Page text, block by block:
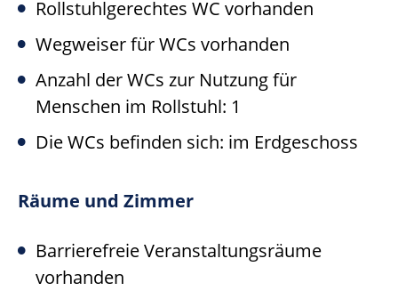
Rollstuhlgerechtes WC vorhanden
Wegweiser für WCs vorhanden
Anzahl der WCs zur Nutzung für
Menschen im Rollstuhl: 1
Die WCs befinden sich: im Erdgeschoss
Räume und Zimmer
Barrierefreie Veranstaltungsräume
vorhanden